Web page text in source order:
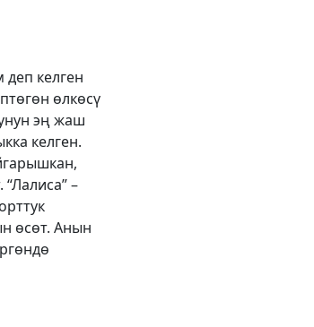
келген
өлкөсү
эң жаш
келген.
–
өсөт. Анын